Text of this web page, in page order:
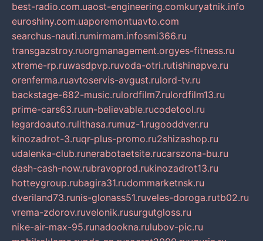
best-radio.com.uaost-engineering.comkuryatnik.info
euroshiny.com.uaporemontuavto.com
searchus-nauti.rumirmam.infosmi366.ru
transgazstroy.ruorgmanagement.orgyes-fitness.ru
xtreme-rp.ruwasdpvp.ruvoda-otri.rutishinapve.ru
orenferma.ruavtoservis-avgust.rulord-tv.ru
backstage-682-music.rulordfilm7.rulordfilm13.ru
prime-cars63.ruun-believable.rucodetool.ru
legardoauto.rulithasa.rumuz-1.rugooddver.ru
kinozadrot-3.ruqr-plus-promo.ru2shizashop.ru
udalenka-club.runerabotaetsite.rucarszona-bu.ru
dash-cash-now.rubravoprod.rukinozadrot13.ru
hotteygroup.rubagira31.rudommarketnsk.ru
dveriland73.runis-glonass51.ruveles-doroga.rutb02.ru
vrema-zdorov.ruvelonik.rusurgutgloss.ru
nike-air-max-95.runadookna.rulubov-pic.ru